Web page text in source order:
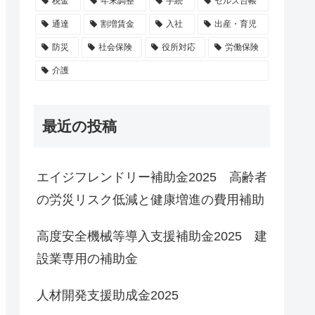
通達 割増賃金 入社 出産・育児
防災 社会保険 役所対応 労働保険
介護
最近の投稿
エイジフレンドリー補助金2025 高齢者
の労災リスク低減と健康増進の費用補助
高度安全機械等導入支援補助金2025 建
設業専用の補助金
人材開発支援助成金2025